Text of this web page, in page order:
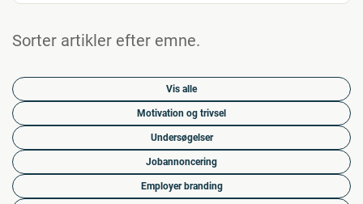
Sorter artikler efter emne.
Vis alle
Motivation og trivsel
Undersøgelser
Jobannoncering
Employer branding